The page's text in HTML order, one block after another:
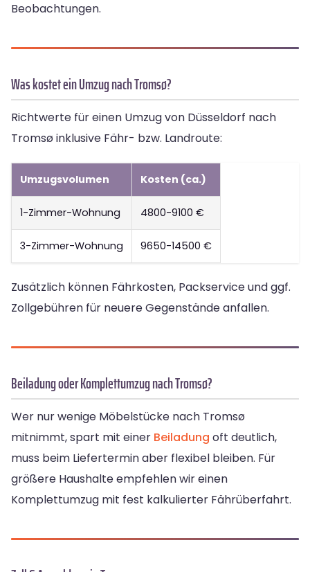
Beobachtungen.
Was kostet ein Umzug nach Tromsø?
Richtwerte für einen Umzug von Düsseldorf nach
Tromsø inklusive Fähr- bzw. Landroute:
Umzugsvolumen Kosten (ca.)
1-Zimmer-Wohnung 4800-9100 €
3-Zimmer-Wohnung 9650-14500 €
Zusätzlich können Fährkosten, Packservice und ggf.
Zollgebühren für neuere Gegenstände anfallen.
Beiladung oder Komplettumzug nach Tromsø?
Wer nur wenige Möbelstücke nach Tromsø
mitnimmt, spart mit einer Beiladung oft deutlich,
muss beim Liefertermin aber flexibel bleiben. Für
größere Haushalte empfehlen wir einen
Komplettumzug mit fest kalkulierter Fährüberfahrt.